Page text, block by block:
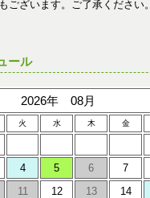
ございます。ご了承ください。
ール
2026年 08月
火 水 木 金
4 5 6 7
11 12 13 14